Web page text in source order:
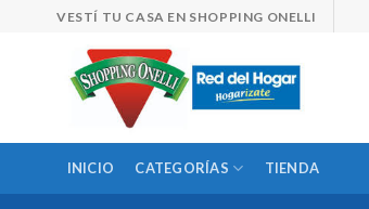
VESTÍ TU CASA EN SHOPPING ONELLI
INICIO CATEGORÍAS TIENDA